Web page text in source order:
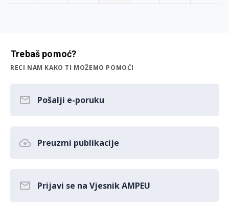
Trebaš pomoć?
RECI NAM KAKO TI MOŽEMO POMOĆI
Pošalji e-poruku
Preuzmi publikacije
Prijavi se na Vjesnik AMPEU